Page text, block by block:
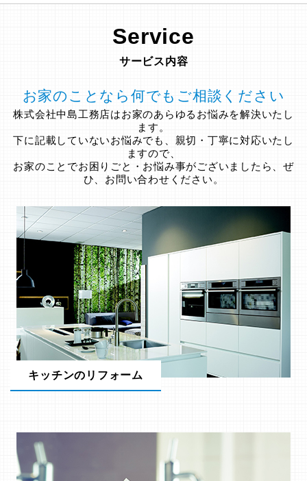
Service
サービス内容
お家のことなら何でもご相談ください
株式会社中島工務店はお家のあらゆるお悩みを解決いたし
ます。
下に記載していないお悩みでも、親切・丁寧に対応いたし
ますので、
お家のことでお困りごと・お悩み事がございましたら、ぜ
ひ、お問い合わせください。
キッチンのリフォーム